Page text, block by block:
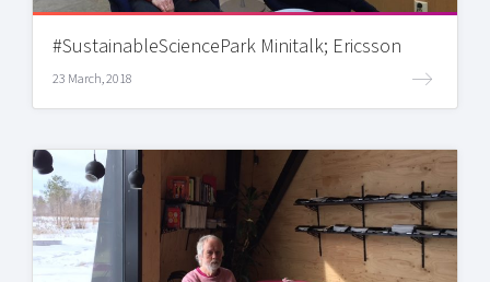
#SustainableSciencePark Minitalk; Ericsson
23 March, 2018